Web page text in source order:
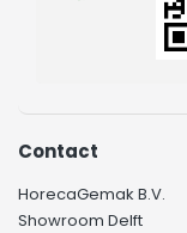
Contact
HorecaGemak B.V.
Showroom Delft